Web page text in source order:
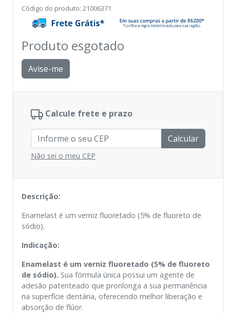
Código do produto: 21006371
Produto esgotado
Avise-me
Calcule frete e prazo
Calcular
Não sei o meu CEP
Descrição:
Enamelast é um verniz fluoretado (5% de fluoreto de
sódio).
Indicação:
Enamelast é um verniz fluoretado (5% de fluoreto
de sódio). Sua fórmula única possui um agente de
adesão patenteado que pronlonga a sua permanência
na superfície dentária, oferecendo melhor liberação e
absorção de flúor.